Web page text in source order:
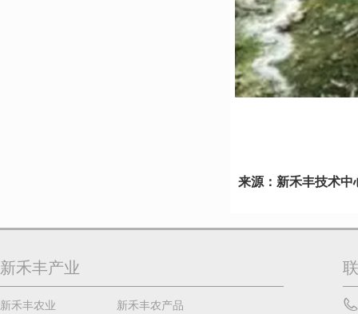
来源：新禾丰技术中
新禾丰产业
新禾丰农业 新禾丰农产品